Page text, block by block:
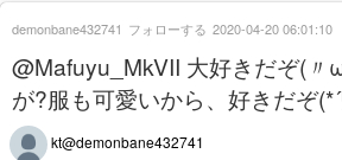
@Mafuyu_MkVII 大好きだぞ(〃
が?服も可愛いから、好きだぞ
kt@demonbane432741
demonbane432741 フォローする 2020-04-20 06:01:10